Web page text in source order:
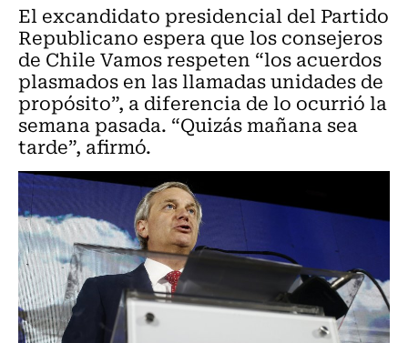
El excandidato presidencial del Partido
Republicano espera que los consejeros
de Chile Vamos respeten “los acuerdos
plasmados en las llamadas unidades de
propósito”, a diferencia de lo ocurrió la
semana pasada. “Quizás mañana sea
tarde”, afirmó.